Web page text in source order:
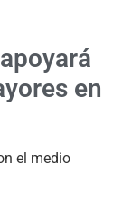
en
el medio